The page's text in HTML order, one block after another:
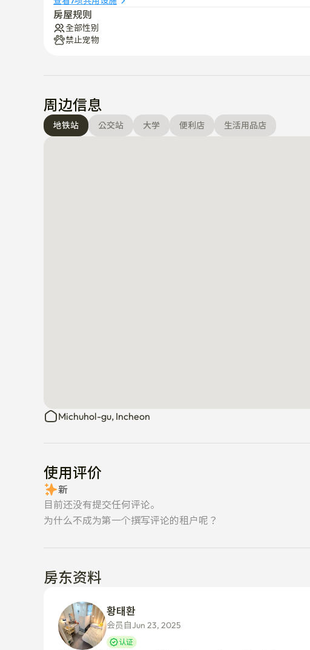
房屋规则
全部性别
禁止宠物
周边信息
地铁站 公交站 大学 便利店 生活用品店
Michuhol-gu, Incheon
使用评价
新
目前还没有提交任何评论。
为什么不成为第一个撰写评论的租户呢？
房东资料
会员自Jun 23, 2025
认证